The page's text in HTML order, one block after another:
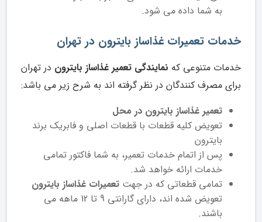
به شما داده می شود.
خدمات تعمیرات غذاساز بایترون در تهران
خدمات متنوعی که نمایندگی تعمیر غذاساز بایترون در تهران
برای مصرف کنندگان در نظر گرفته اند به شرح زیر می باشد:
تعمیر غذاساز بایترون در محل
تعویض کلیه قطعات با قطعات اصلی و فابریک برند
بایترون
پس از اتمام خدمات تعمیر، به شما فاکتور تمامی
خدمات ارائه خواهد شد.
تمامی قطعاتی که در جهت تعمیرات غذاساز بایترون
تعویض شده اند، دارای گارانتی 9 تا 12 ماهه می
باشند.